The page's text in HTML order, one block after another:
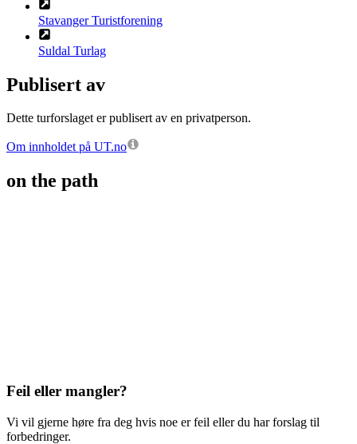
Stavanger Turistforening
Suldal Turlag
Publisert av
Dette turforslaget er publisert av en privatperson.
Om innholdet på UT.no
on the path
Feil eller mangler?
Vi vil gjerne høre fra deg hvis noe er feil eller du har forslag til
forbedringer.